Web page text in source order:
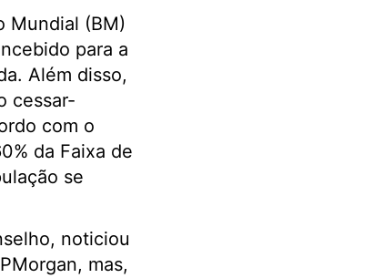
Mundial (BM)
para a
Além disso,
cessar-
com o
da Faixa de
se
noticiou
mas,